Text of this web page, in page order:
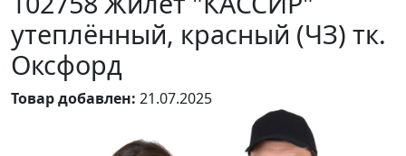
утеплённый, красный (ЧЗ) тк.
Оксфорд
Товар добавлен: 21.07.2025